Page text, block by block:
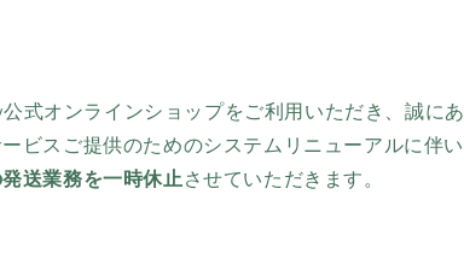
式オンラインショップをご利用いただき、誠に
ビスご提供のためのシステムリニューアルに伴
送業務を一時休止させていただきます。